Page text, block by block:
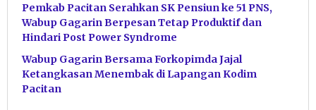
Pemkab Pacitan Serahkan SK Pensiun ke 51 PNS,
Wabup Gagarin Berpesan Tetap Produktif dan
Hindari Post Power Syndrome
Wabup Gagarin Bersama Forkopimda Jajal
Ketangkasan Menembak di Lapangan Kodim
Pacitan